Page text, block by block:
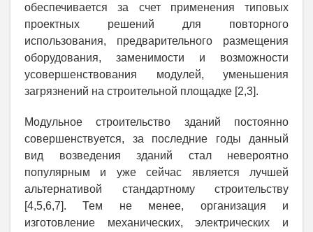
обеспечивается за счет применения типовых
проектных решений для повторного
использования, предварительного размещения
оборудования, заменимости и возможности
усовершенствования модулей, уменьшения
загрязнений на строительной площадке [2,3].
Модульное строительство зданий постоянно
совершенствуется, за последние годы данный
вид возведения зданий стал невероятно
популярным и уже сейчас является лучшей
альтернативой стандартному строительству
[4,5,6,7]. Тем не менее, организация и
изготовление механических, электрических и